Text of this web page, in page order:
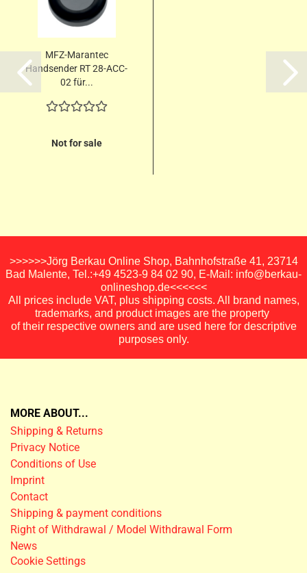
MFZ-Marantec
Handsender RT 28-ACC-
02 für...
Not for sale
>>>>>>Jörg Berkau Online Shop, Bahnhofstraße 41, 23714
Bad Malente, Tel.:+49 4523-9 84 02 90, E-Mail: info@berkau-
onlineshop.de<<<<<<
All prices include VAT, plus shipping costs. All brand names,
trademarks, and product images are the property
of their respective owners and are used here for descriptive
purposes only.
MORE ABOUT...
Shipping & Returns
Privacy Notice
Conditions of Use
Imprint
Contact
Shipping & payment conditions
Right of Withdrawal / Model Withdrawal Form
News
Cookie Settings